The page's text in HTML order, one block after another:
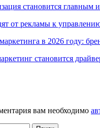
становится главным
от рекламы к
в 2026 году:
становится
вам необходимо